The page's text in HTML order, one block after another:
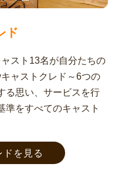
ド
スト13名が自分たちの
ャストクレド～6つの
る思い、サービスを行
準をすべてのキャスト
ドを見る